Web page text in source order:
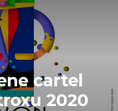
cartel
2020